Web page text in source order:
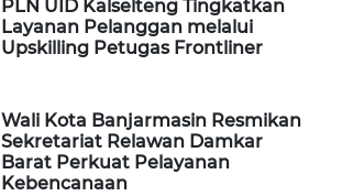
PLN UID Kalselteng Tingkatkan
Layanan Pelanggan melalui
Upskilling Petugas Frontliner
Wali Kota Banjarmasin Resmikan
Sekretariat Relawan Damkar
Barat Perkuat Pelayanan
Kebencanaan